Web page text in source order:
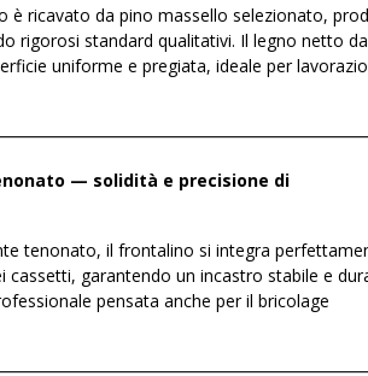
è ricavato da pino massello selezionato,
rigorosi standard qualitativi. Il legno netto
uniforme e pregiata, ideale per
— solidità e precisione di
tenonato, il frontalino si integra
cassetti, garantendo un incastro stabile e
pensata anche per il bricolage